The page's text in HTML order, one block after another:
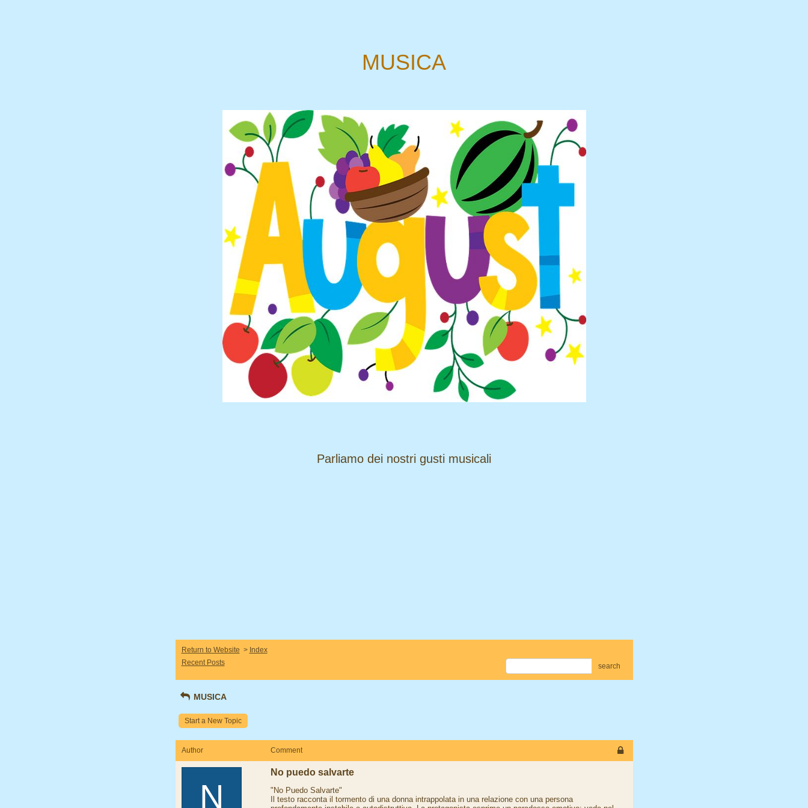
MUSICA
​​​​​​​Parliamo dei nostri gusti musicali
Return to Website > Index
Recent Posts
search
MUSICA
Start a New Topic
Author Comment
N
No puedo salvarte
"No Puedo Salvarte"
Il testo racconta il tormento di una donna intrappolata in una relazione con una persona